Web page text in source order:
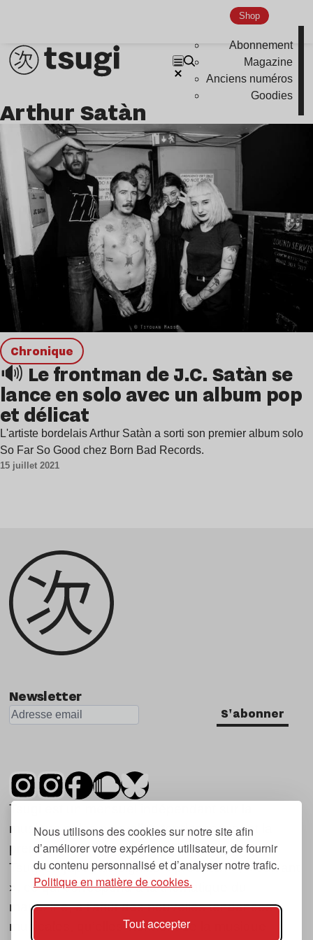
Nous utilisons des cookies sur notre site afin
d’améliorer votre expérience utilisateur, de fournir
du contenu personnalisé et d’analyser notre trafic.
Politique en matière de cookies.
Tout accepter
Shop
Abonnement
Magazine
Anciens numéros
Goodies
Arthur Satàn
chronique
🔊 Le frontman de J.C. Satàn se
lance en solo avec un album pop
et délicat
L'artiste bordelais Arthur Satàn a sorti son premier album solo
So Far So Good chez Born Bad Records.
15 juillet 2021
Newsletter
S'abonner
Tsugi est un mensuel indépendant sur la
musique et les nouvelles tendances, dont la
première parution date de 2007.
Tsugi en japonais signifie « prochain », « suivant
», ce qui correspond à la thématique du
magazine, à l’affût des nouvelles tendances
musicales, qu’elles viennent de la musique